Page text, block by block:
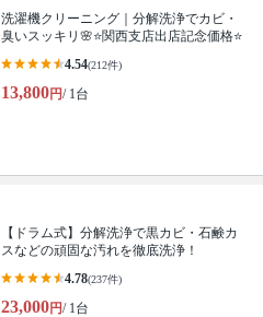
洗濯機クリーニング｜分解洗浄でカビ・
臭いスッキリ🌸⭐️関西支店出店記念価格⭐️
4.54(212件)
13,800円/ 1台
【ドラム式】分解洗浄で黒カビ・石鹸カ
スなどの頑固な汚れを徹底洗浄！
4.78(237件)
23,000円/ 1台